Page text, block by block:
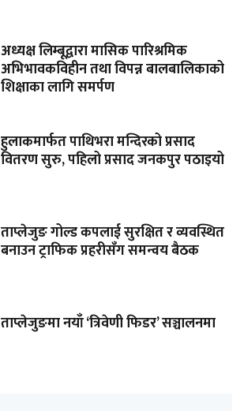
अध्यक्ष लिम्बूद्वारा मासिक पारिश्रमिक
अभिभावकविहीन तथा विपन्न बालबालिकाको
शिक्षाका लागि समर्पण
हुलाकमार्फत पाथिभरा मन्दिरको प्रसाद
वितरण सुरु, पहिलो प्रसाद जनकपुर पठाइयो
ताप्लेजुङ गोल्ड कपलाई सुरक्षित र व्यवस्थित
बनाउन ट्राफिक प्रहरीसँग समन्वय बैठक
ताप्लेजुङमा नयाँ ‘त्रिवेणी फिडर’ सञ्चालनमा